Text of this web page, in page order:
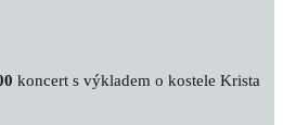
koncert s výkladem o kostele Krista